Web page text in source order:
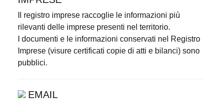
Il registro imprese raccoglie le informazioni più
rilevanti delle imprese presenti nel territorio.
I documenti e le informazioni conservati nel Registro
Imprese (visure certificati copie di atti e bilanci) sono
pubblici.
EMAIL